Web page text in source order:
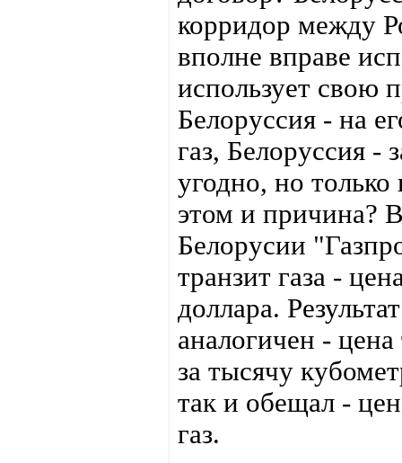
корридор между
вполне вправе
использует свою
Белоруссия - на
газ, Белоруссия -
угодно, но
этом и причина?
Белорусии
транзит газа -
доллара.
аналогичен -
за тысячу
так и обещал -
газ.